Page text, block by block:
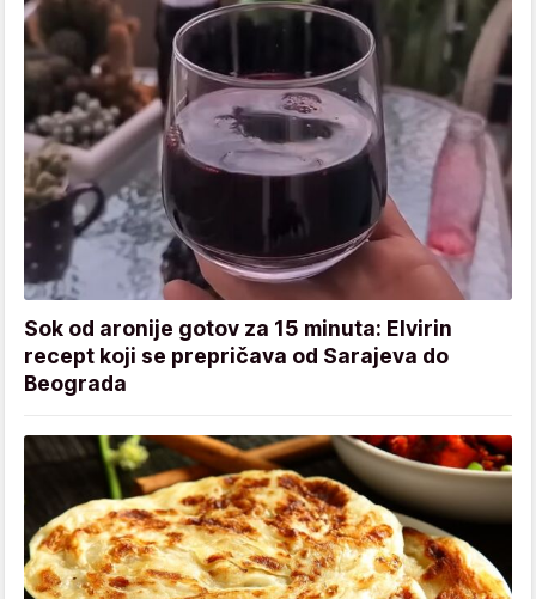
Sok od aronije gotov za 15 minuta: Elvirin
recept koji se prepričava od Sarajeva do
Beograda